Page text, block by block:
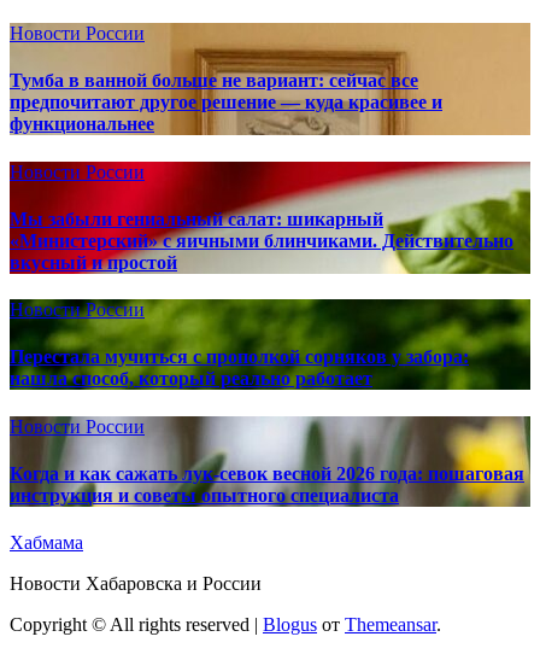
Новости России
Тумба в ванной больше не вариант: сейчас все
предпочитают другое решение — куда красивее и
функциональнее
Новости России
Мы забыли гениальный салат: шикарный
«Министерский» с яичными блинчиками. Действительно
вкусный и простой
Новости России
Перестала мучиться с прополкой сорняков у забора:
нашла способ, который реально работает
Новости России
Когда и как сажать лук-севок весной 2026 года: пошаговая
инструкция и советы опытного специалиста
Хабмама
Новости Хабаровска и России
Copyright © All rights reserved | Blogus от Themeansar.